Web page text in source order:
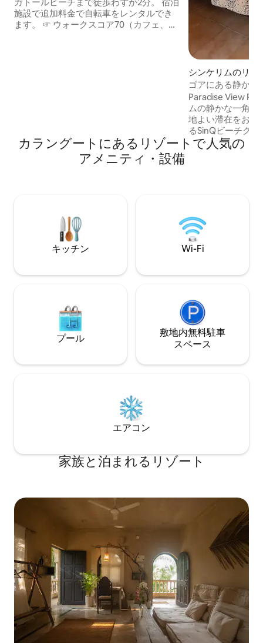
施設で追加料金で自転車をレンタルでき
ます。 ☞ ウォークスコア70（カフェ、レ
シンケリムのリゾ
ゴアにある静かな
Paradise View
ムの静かな一角に
地よい滞在をお約
るSinQビーチク
ジ・ホリデー・ヴ
位置する、完璧
ある環境で単純に
す。カップル、ご
滞在をお求めの方
カラングートにあるリゾートで人気の
アメニティ・設備
キッチン Wi-Fi
プール
敷地内無料駐⁠車
ス⁠ペ⁠ー⁠ス
エアコン
家族と泊まれるリゾート